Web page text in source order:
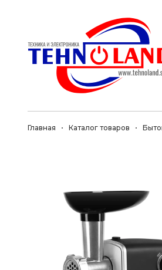
Главная Каталог товаров